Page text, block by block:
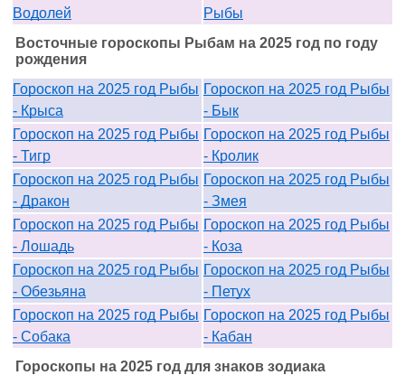
Водолей
Рыбы
Восточные гороскопы Рыбам на 2025 год по году
рождения
Гороскоп на 2025 год Рыбы
- Крыса
Гороскоп на 2025 год Рыбы
- Бык
Гороскоп на 2025 год Рыбы
- Тигр
Гороскоп на 2025 год Рыбы
- Кролик
Гороскоп на 2025 год Рыбы
- Дракон
Гороскоп на 2025 год Рыбы
- Змея
Гороскоп на 2025 год Рыбы
- Лошадь
Гороскоп на 2025 год Рыбы
- Коза
Гороскоп на 2025 год Рыбы
- Обезьяна
Гороскоп на 2025 год Рыбы
- Петух
Гороскоп на 2025 год Рыбы
- Собака
Гороскоп на 2025 год Рыбы
- Кабан
Гороскопы на 2025 год для знаков зодиака